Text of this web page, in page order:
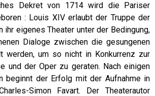
Dekret von 1714 wird die Pariser
: Louis XIV erlaubt der Truppe der
ihr eigenes Theater unter der Bedingung,
Dialoge zwischen die gesungenen
werden, um so nicht in Konkurrenz zur
und der Oper zu geraten. Nach einigen
beginnt der Erfolg mit der Aufnahme in
Simon Favart. Der Theaterautor